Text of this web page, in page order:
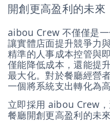
開創更高盈利的未來
aibou Crew 不僅僅是
讓實體店面提升競爭力
精準的人事成本控管與
僅能降低成本，還能提
最大化。對於餐廳經營
一個將系統支出轉化為
立即採用 aibou Crew
餐廳開創更高盈利的未來